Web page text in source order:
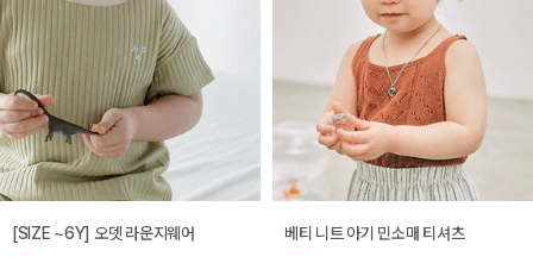
[SIZE ~6Y] 오뎃 라운지웨어 베티 니트 아기 민소매 티셔츠